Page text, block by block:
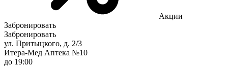
Акции
Забронировать
Забронировать
ул. Притыцкого, д. 2/3
Итера-Мед Аптека №10
до 19:00